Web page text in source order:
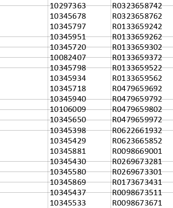
10297363
R0323658742
10345678
R0323658762
10345797
R0133659242
10345951
R0133659262
10345720
R0133659302
10082407
R0133659372
10345798
R0133659522
10345934
R0133659562
10345718
R0479659692
10345940
R0479659792
10106009
R0479659802
10345650
R0479659972
10345398
R0622661932
10345429
R0623665852
10345881
R0098669001
10345430
R0269673281
10345580
R0269673301
10345869
R0173673431
10345437
R0098673511
10345533
R0098673671